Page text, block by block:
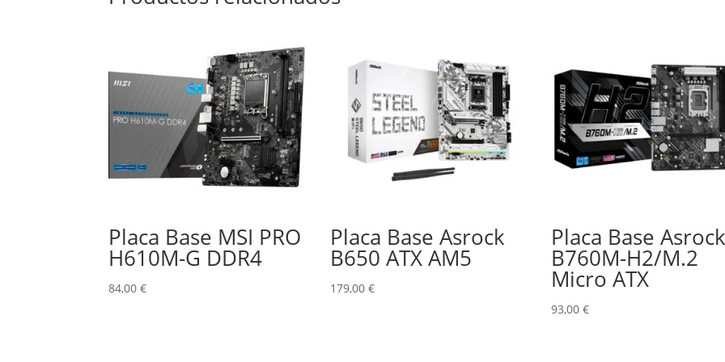
Placa Base MSI PRO
H610M-G DDR4
84,00€
Placa Base Asrock
B650 ATX AM5
179,00 €
Placa Base
B760M-H2/M.2
Micro ATX
93,00€